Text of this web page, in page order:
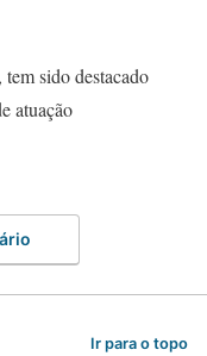
sido destacado
atuação
Ir para o topo